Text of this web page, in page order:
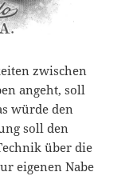
zwischen
angeht, soll
würde den
soll den
über die
eigenen Nabe